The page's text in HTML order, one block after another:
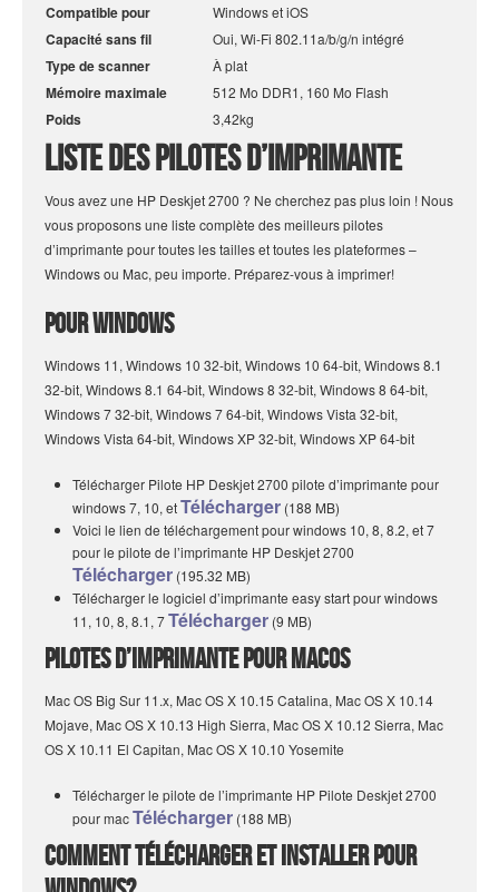
Compatible pour Windows et iOS
Capacité sans fil Oui, Wi-Fi 802.11a/b/g/n intégré
Type de scanner À plat
Mémoire maximale 512 Mo DDR1, 160 Mo Flash
Poids 3,42kg
Liste des pilotes d’imprimante
Vous avez une HP Deskjet 2700 ? Ne cherchez pas plus loin ! Nous
vous proposons une liste complète des meilleurs pilotes
d’imprimante pour toutes les tailles et toutes les plateformes –
Windows ou Mac, peu importe. Préparez-vous à imprimer!
Pour Windows
Windows 11, Windows 10 32-bit, Windows 10 64-bit, Windows 8.1
32-bit, Windows 8.1 64-bit, Windows 8 32-bit, Windows 8 64-bit,
Windows 7 32-bit, Windows 7 64-bit, Windows Vista 32-bit,
Windows Vista 64-bit, Windows XP 32-bit, Windows XP 64-bit
Télécharger Pilote HP Deskjet 2700 pilote d’imprimante pour
windows 7, 10, etTélécharger (188 MB)
Voici le lien de téléchargement pour windows 10, 8, 8.2, et 7
pour le pilote de l’imprimante HP Deskjet 2700
Télécharger (195.32 MB)
Télécharger le logiciel d’imprimante easy start pour windows
11, 10, 8, 8.1, 7Télécharger (9 MB)
Pilotes d’imprimante pour MacOS
Mac OS Big Sur 11.x, Mac OS X 10.15 Catalina, Mac OS X 10.14
Mojave, Mac OS X 10.13 High Sierra, Mac OS X 10.12 Sierra, Mac
OS X 10.11 El Capitan, Mac OS X 10.10 Yosemite
Télécharger le pilote de l’imprimante HP Pilote Deskjet 2700
pour macTélécharger (188 MB)
Comment télécharger et installer pour